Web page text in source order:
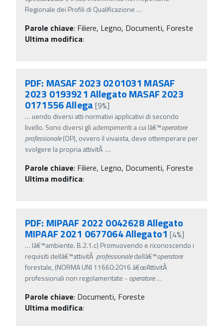
Regionale dei Profili di Qualificazione …
Parole chiave: Filiere, Legno, Documenti, Foreste
Ultima modifica:
PDF: MASAF 2023 0201031 MASAF
2023 0193921 Allegato MASAF 2023
0171556 Allega [9%]
… uendo diversi atti normativi applicativi di secondo
livello. Sono diversi gli adempimenti a cui lâ€™operatore
professionale(OP), ovvero il vivaista, deve ottemperare per
svolgere la propria attivitÃ …
Parole chiave: Filiere, Legno, Documenti, Foreste
Ultima modifica:
PDF: MIPAAF 2022 0042628 Allegato
MIPAAF 2021 0677064 Allegato1[4%]
… lâ€™ambiente. B.2.1.c) Promuovendo e riconoscendo i
requisiti dellâ€™attivitÃ professionaledellâ€™operatore
forestale, (NORMA UNI 11660:2016 â€œAttivitÃ
professionali non regolamentate -operatore…
Parole chiave: Documenti, Foreste
Ultima modifica: